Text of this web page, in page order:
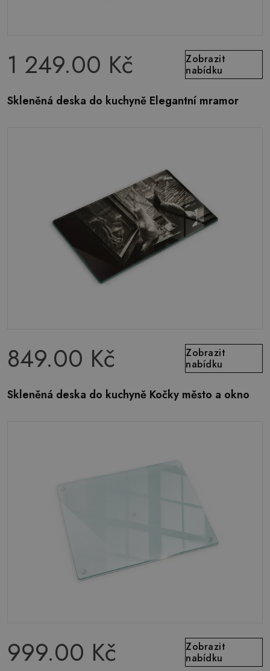
1 249.00 Kč
Zobrazit
nabídku
Skleněná deska do kuchyně Elegantní mramor
849.00 Kč
Zobrazit
nabídku
Skleněná deska do kuchyně Kočky město a okno
999.00 Kč
Zobrazit
nabídku